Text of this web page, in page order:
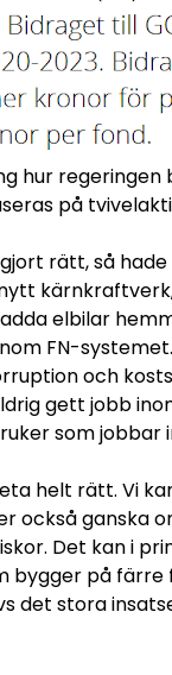
hur
på
rätt, så
elbilar
FN-
och
gett jobb
som jobbar
helt rätt. Vi
också ganska
Det kan i
bygger på
det stora